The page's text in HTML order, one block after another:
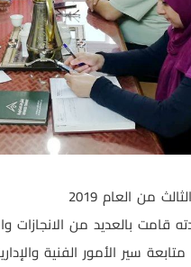
من العام 2019
بالعديد من الانجازات
سير الأمور الفنية